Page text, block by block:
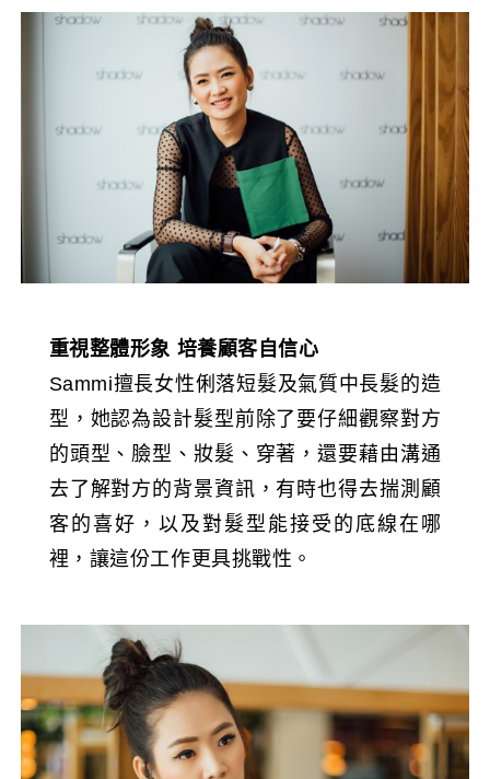
重視整體形象 培養顧客自信心
Sammi擅長女性俐落短髮及氣質中長髮的造
型，她認為設計髮型前除了要仔細觀察對方
的頭型、臉型、妝髮、穿著，還要藉由溝通
去了解對方的背景資訊，有時也得去揣測顧
客的喜好，以及對髮型能接受的底線在哪
裡，讓這份工作更具挑戰性。